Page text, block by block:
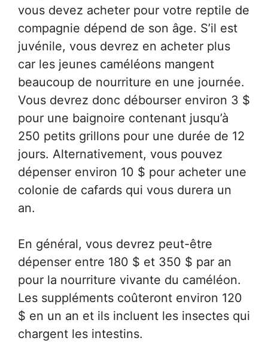
vous devez acheter pour votre reptile de
compagnie dépend de son âge. S’il est
juvénile, vous devrez en acheter plus
car les jeunes caméléons mangent
beaucoup de nourriture en une journée.
Vous devrez donc débourser environ 3 $
pour une baignoire contenant jusqu’à
250 petits grillons pour une durée de 12
jours. Alternativement, vous pouvez
dépenser environ 10 $ pour acheter une
colonie de cafards qui vous durera un
an.
En général, vous devrez peut-être
dépenser entre 180 $ et 350 $ par an
pour la nourriture vivante du caméléon.
Les suppléments coûteront environ 120
$ en un an et ils incluent les insectes qui
chargent les intestins.